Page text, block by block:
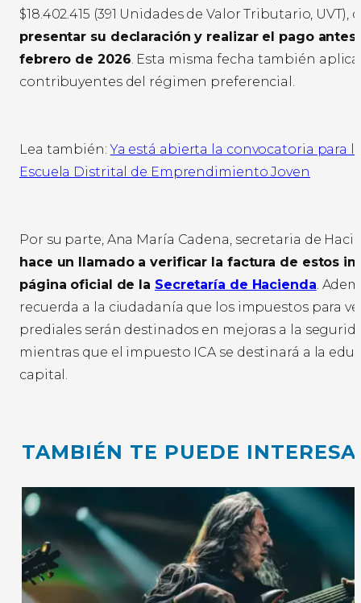
$18.402.415 (391 Unidades de Valor Tributario, UVT),
presentar su declaración y realizar el pago antes
febrero de 2026. Esta misma fecha también
contribuyentes del régimen preferencial.
Lea también:Ya está abierta la convocatoria para
Escuela Distrital de Emprendimiento Joven
Por su parte, Ana María Cadena, secretaria de
hace un llamado a verificar la factura de estos
página oficial de la Secretaría de Hacienda.
recuerda a la ciudadanía que los impuestos para
prediales serán destinados en mejoras a la
mientras que el impuesto ICA se destinará a la
capital.
TAMBIÉN TE PUEDE